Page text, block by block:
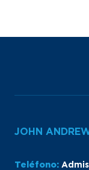
JOHN
Teléfono: